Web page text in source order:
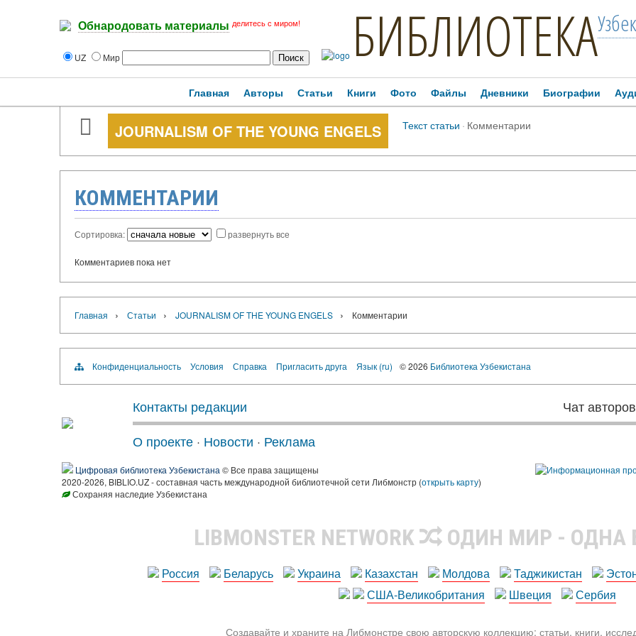
Обнародовать материалы делитесь с миром!
UZ Мир БИБЛИОТЕКА
Главная Авторы Статьи Книги Фото Файлы Дневники Биографии
JOURNALISM OF THE YOUNG ENGELS Текст статьи · Комментарии
КОММЕНТАРИИ
Сортировка: развернуть все
Комментариев пока нет
Главная › Статьи › JOURNALISM OF THE YOUNG ENGELS › Комментарии
Конфиденциальность Условия Справка Пригласить друга Язык (ru) © 2026 Библиотека Узбекистана
Контакты редакции Чат
О проекте · Новости · Реклама
Цифровая библиотека Узбекистана © Все права защищены
2020-2026, BIBLIO.UZ - составная часть международной библиотечной сети Либмонстр (открыть карту)
Сохраняя наследие Узбекистана
LIBMONSTER NETWORK ОДИН МИР - ОДНА
Россия Беларусь Украина Казахстан Молдова Таджикистан
США-Великобритания
Швеция Сербия
Создавайте и храните на Либмонстре свою авторскую коллекцию: статьи, книги,